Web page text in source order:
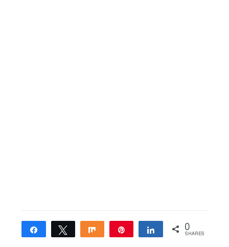
Share Tweet Share Share 0
SHARES